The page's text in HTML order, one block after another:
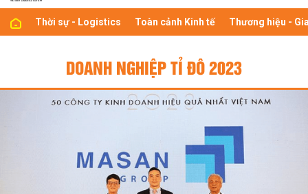
Thời sự - Logistics Toàn cảnh Kinh tế Thương hiệu -
DOANH NGHIỆP TỈ ĐÔ 2023